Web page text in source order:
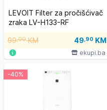
LEVOIT Filter za pročišćivač
zraka LV-H133-RF
99,00KM 49,90 KM
ekupi.ba
-40%